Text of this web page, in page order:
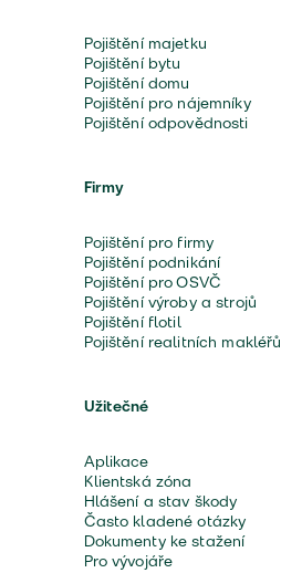
Pojištění majetku
Pojištění bytu
Pojištění domu
Pojištění pro nájemníky
Pojištění odpovědnosti
Firmy
Pojištění pro firmy
Pojištění podnikání
Pojištění pro OSVČ
Pojištění výroby a strojů
Pojištění flotil
Pojištění realitních makléřů
Užitečné
Aplikace
Klientská zóna
Hlášení a stav škody
Často kladené otázky
Dokumenty ke stažení
Pro vývojáře